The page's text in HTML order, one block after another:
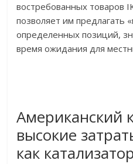
востребованных товаров
позволяет им предлагать
определенных позиций,
время ожидания для
Американский
высокие
как